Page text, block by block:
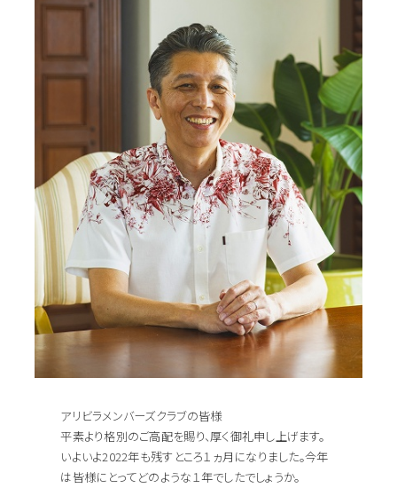
アリビラメンバーズクラブの皆様
平素より格別のご高配を賜り、厚く御礼申し上げます。
いよいよ2022年も残すところ１ヵ月になりました。今年
は皆様にとってどのような１年でしたでしょうか。